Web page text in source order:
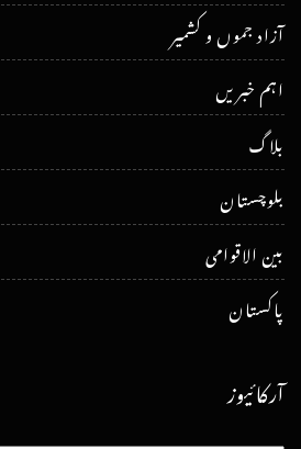
آزاد جموں و کشمیر
اہم خبریں
بلاگ
بلوچستان
بین الاقوامی
پاکستان
آرکائیوز